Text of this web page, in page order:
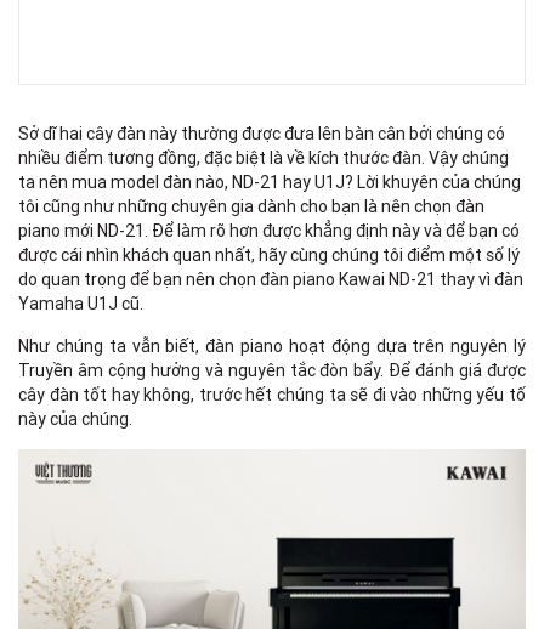
Sở dĩ hai cây đàn này thường được đưa lên bàn cân bởi chúng có
nhiều điểm tương đồng, đặc biệt là về kích thước đàn. Vậy chúng
ta nên mua model đàn nào, ND-21 hay U1J? Lời khuyên của chúng
tôi cũng như những chuyên gia dành cho bạn là nên chọn đàn
piano mới ND-21. Để làm rõ hơn được khẳng định này và để bạn có
được cái nhìn khách quan nhất, hãy cùng chúng tôi điểm một số lý
do quan trọng để bạn nên chọn đàn piano Kawai ND-21 thay vì đàn
Yamaha U1J cũ.
Như chúng ta vẫn biết, đàn piano hoạt động dựa trên nguyên lý
Truyền âm cộng hưởng và nguyên tắc đòn bẩy. Để đánh giá được
cây đàn tốt hay không, trước hết chúng ta sẽ đi vào những yếu tố
này của chúng.